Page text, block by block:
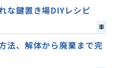
な鍵置き場DIYレシピ
車
法、解体から廃棄まで完